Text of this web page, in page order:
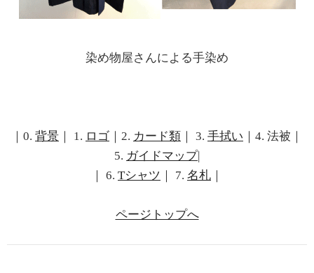
染め物屋さんによる手染め
｜0. 背景 ｜ 1. ロゴ ｜2. カード類 ｜ 3. 手拭い ｜4. 法被｜
5. ガイドマップ
｜ 6. Tシャツ ｜ 7. 名札
ページトップへ